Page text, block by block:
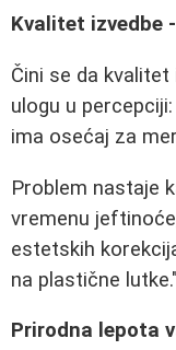
Kvalitet izvedbe
Čini se da
ulogu u
ima osećaj za
Problem nastaje
vremenu
estetskih
na plastične lutke."
Prirodna lepota